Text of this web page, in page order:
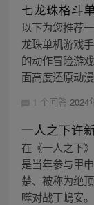
七龙珠格斗
以下为您推荐
龙珠单机游戏
的动作冒险游
面高度还原动
1 个回答 2024
一人之下许
在《一人之下
是当年参与甲
楚、被称为绝
噬对战丁嶋安